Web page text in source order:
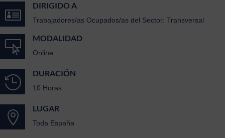

DIRIGIDO A
Trabajadores/as Ocupados/as del Sector: Transversal

MODALIDAD
Online

DURACIÓN
10 Horas

LUGAR
Toda España